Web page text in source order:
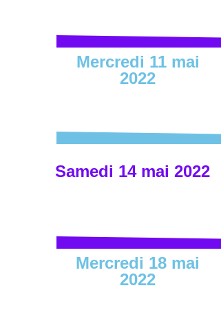
Mercredi 11 mai
2022
Samedi 14 mai 2022
Mercredi 18 mai
2022